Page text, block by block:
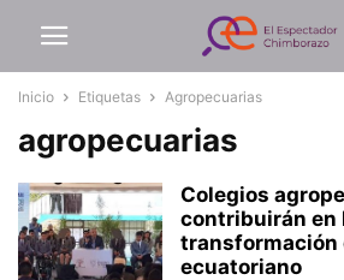
Inicio Etiquetas Agropecuarias
agropecuarias
Colegios
contribuirán en
transformación
ecuatoriano